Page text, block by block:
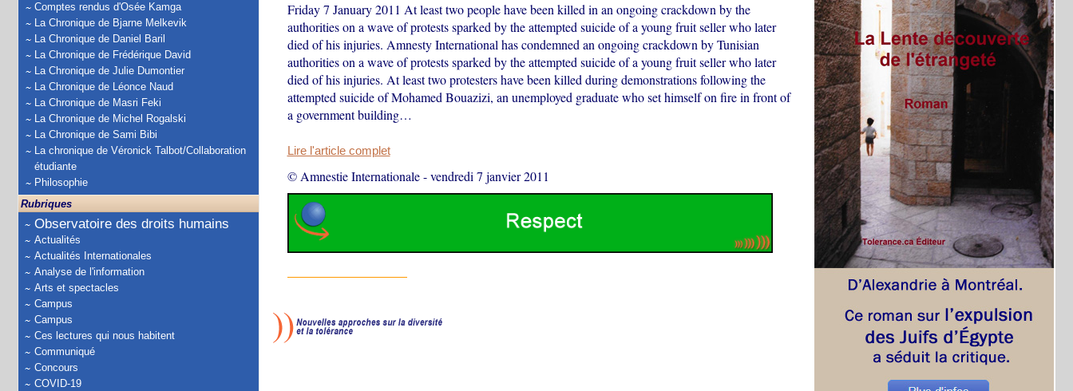
Comptes rendus d'Osée Kamga
La Chronique de Bjarne Melkevik
La Chronique de Daniel Baril
La Chronique de Frédérique David
La Chronique de Julie Dumontier
La Chronique de Léonce Naud
La Chronique de Masri Feki
La Chronique de Michel Rogalski
La Chronique de Sami Bibi
La chronique de Véronick Talbot/Collaboration
étudiante
Philosophie
Rubriques
Observatoire des droits humains
Actualités
Actualités Internationales
Analyse de l'information
Arts et spectacles
Campus
Campus
Ces lectures qui nous habitent
Communiqué
Concours
COVID-19
Friday 7 January 2011 At least two people have been killed in an ongoing crackdown by the
authorities on a wave of protests sparked by the attempted suicide of a young fruit seller who later
died of his injuries. Amnesty International has condemned an ongoing crackdown by Tunisian
authorities on a wave of protests sparked by the attempted suicide of a young fruit seller who later
died of his injuries. At least two protesters have been killed during demonstrations following the
attempted suicide of Mohamed Bouazizi, an unemployed graduate who set himself on fire in front of
a government building…
Lire l'article complet
© Amnestie Internationale-vendredi 7 janvier 2011